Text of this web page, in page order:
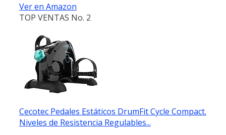
Ver en Amazon
TOP VENTAS No. 2
Cecotec Pedales Estáticos DrumFit Cycle Compact.
Niveles de Resistencia Regulables...